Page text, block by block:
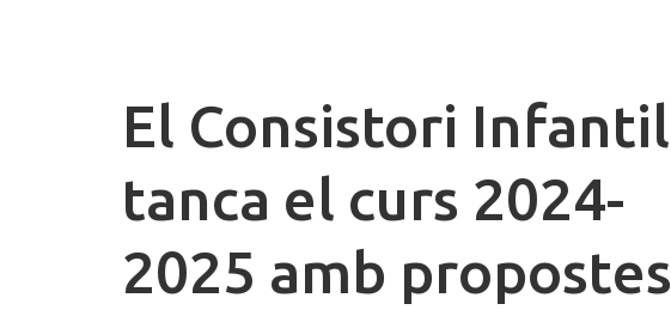
El Consistori Infantil
tanca el curs 2024-
2025 amb propostes